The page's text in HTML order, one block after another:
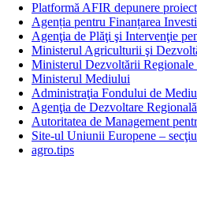
Platformă AFIR depunere
Agenția pentru Finanțarea
Agenţia de Plăţi şi Intervenţie
Ministerul Agriculturii şi
Ministerul Dezvoltării
Ministerul Mediului
Administraţia Fondului de Mediu
Agenţia de Dezvoltare
Autoritatea de Management
Site-ul Uniunii Europene –
agro.tips